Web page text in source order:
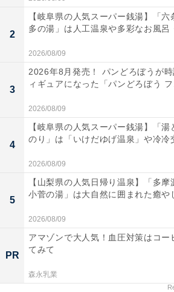
2
【岐阜県の人気スーパー銭湯】「六
多の湯」は人工温泉や多彩なお風呂
2026/08/09
3
2026年8月発売！ パンどろぼうが時
ィギュアになった「パンどろぼう
2026/08/09
4
【岐阜県の人気スーパー銭湯】「湯
のり」は「いけだゆげ温泉」や冷冷
2026/08/09
5
【山梨県の人気日帰り温泉】「多摩
小菅の湯」は大自然に囲まれた癒や
2026/08/09
PR
アマゾンで大人気！血圧対策はコー
てみて
森永乳業